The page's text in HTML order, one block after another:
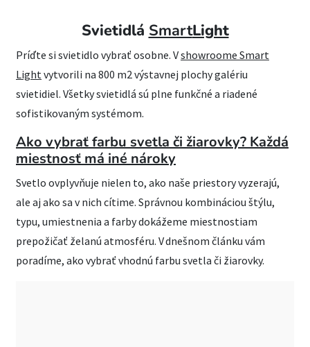
Svietidlá SmartLight
Príďte si svietidlo vybrať osobne. Vshowroome Smart
Light vytvorili na 800 m2 výstavnej plochy galériu
svietidiel. Všetky svietidlá sú plne funkčné a riadené
sofistikovaným systémom.
Ako vybrať farbu svetla či žiarovky? Každá
miestnosť má iné nároky
Svetlo ovplyvňuje nielen to, ako naše priestory vyzerajú,
ale aj ako sa v nich cítime. Správnou kombináciou štýlu,
typu, umiestnenia a farby dokážeme miestnostiam
prepožičať želanú atmosféru. V dnešnom článku vám
poradíme, ako vybrať vhodnú farbu svetla či žiarovky.